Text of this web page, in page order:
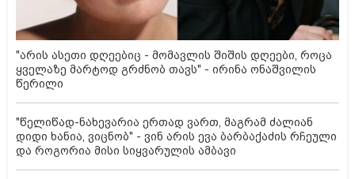
"არის ასეთი დღეებიც - მომავლის შიშის დღეები, როცა
ყველაზე მარტოდ გრძნობ თავს" - ირინა ონაშვილის
წერილი
"წელიწად-ნახევარია ერთად ვართ, მაგრამ ძალიან
დიდი ხანია, ვიცნობ" - ვინ არის ევა ბარბაქაძის რჩეული
და როგორია მისი სიყვარულის ამბავი